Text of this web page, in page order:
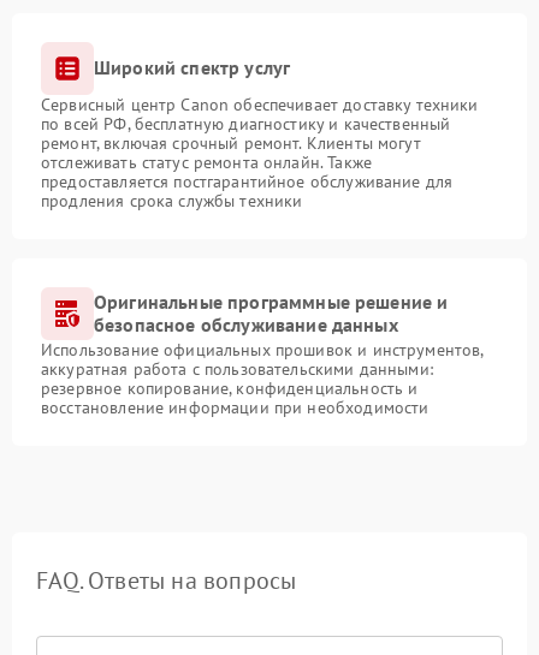
Широкий спектр услуг
Сервисный центр Canon обеспечивает доставку техники
по всей РФ, бесплатную диагностику и качественный
ремонт, включая срочный ремонт. Клиенты могут
отслеживать статус ремонта онлайн. Также
предоставляется постгарантийное обслуживание для
продления срока службы техники
Оригинальные программные решение и
безопасное обслуживание данных
Использование официальных прошивок и инструментов,
аккуратная работа с пользовательскими данными:
резервное копирование, конфиденциальность и
восстановление информации при необходимости
FAQ. Ответы на вопросы